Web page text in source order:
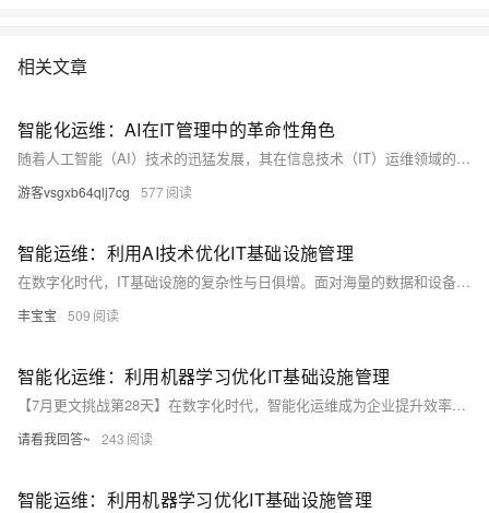
相关文章
智能化运维：AI在IT管理中的革命性角色
随着人工智能（AI）技术的迅猛发展，其在信息技术（IT）运维领域的应用正逐步深化，引领着一场技术与方法论的变革。通过集成机器学习、大数据分析等先进技术，AI不仅优化了故障检测与响应流程，更在预测性维护和自动化任务执行方面展现出巨大潜力。本文将探讨AI如何重塑IT运维的未来，提高企业效率，降低运营成本，并预示未来可能的发展方向。
游客vsgxb64qlj7cg 577
智能运维：利用AI技术优化IT基础设施管理
在数字化时代，IT基础设施的复杂性与日俱增。面对海量的数据和设备，传统的运维方法显得力不从心。本文将探讨如何通过人工智能（AI）技术实现智能运维，从而提高IT基础设施的效率、稳定性和安全性。我们将深入分析AI在故障预测、自动化处理和安全管理中的应用实例，并讨论实施智能运维时面临的挑战与解决策略。 【7月更文挑战第29天】
丰宝宝 509
智能化运维：利用机器学习优化IT基础设施管理
【7月更文挑战第28天】在数字化时代，智能化运维成为企业提升效率、降低成本的关键。本文将探讨如何通过机器学习技术，实现对IT基础设施的智能监控与自动化管理，包括预测性维护、异常检测和性能优化等策略，旨在为读者提供一套实用的智能化运维解决方案。
请看我回答~ 243
智能运维：利用机器学习优化IT基础设施管理